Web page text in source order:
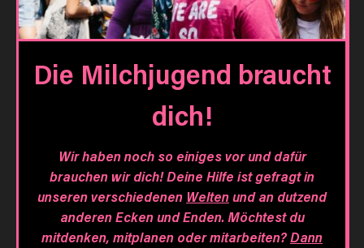
Die Milchjugend braucht
dich!
Wir haben noch so einiges vor und dafür
brauchen wir dich! Deine Hilfe ist gefragt in
unseren verschiedenen Weltenund an dutzend
anderen Ecken und Enden. Möchtest du
mitdenken, mitplanen oder mitarbeiten?Dann